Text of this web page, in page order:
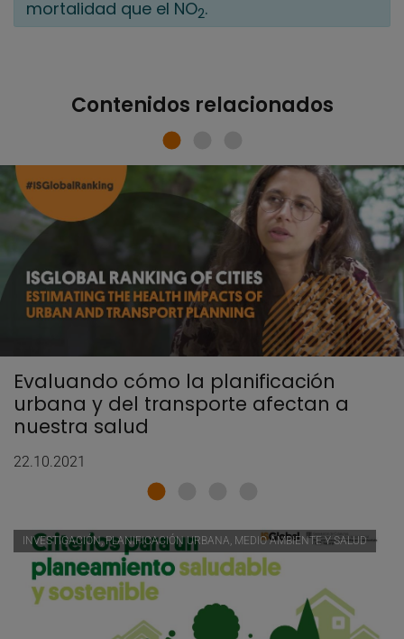
mortalidad que el NO2.
Contenidos relacionados
Evaluando cómo la planificación
urbana y del transporte afectan a
nuestra salud
22.10.2021
INVESTIGACIÓN, PLANIFICACIÓN URBANA, MEDIO AMBIENTE Y SALUD